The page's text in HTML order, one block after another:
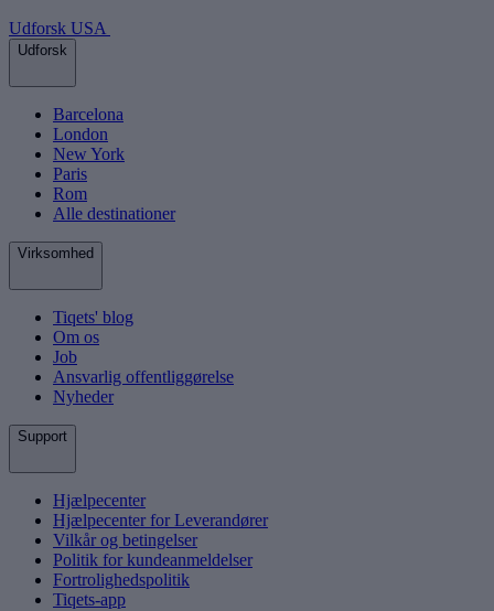
Udforsk USA
Udforsk
Barcelona
London
New York
Paris
Rom
Alle destinationer
Virksomhed
Tiqets' blog
Om os
Job
Ansvarlig offentliggørelse
Nyheder
Support
Hjælpecenter
Hjælpecenter for Leverandører
Vilkår og betingelser
Politik for kundeanmeldelser
Fortrolighedspolitik
Tiqets-app